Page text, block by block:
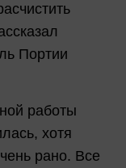
Портии
работы
хотя
рано. Все